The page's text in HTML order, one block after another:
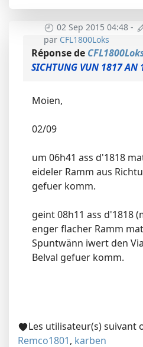
02 Sep 2015 04:48 -
par CFL1800Loks
Réponse de
SICHTUNG VUN 1817 AN
Moien,
02/09
um 06h41 ass d'1818
eideler Ramm aus
gefuer komm.
geint 08h11 ass d'1818
enger flacher Ramm
Spuntwänn iwert den
Belval gefuer komm.
Les utilisateur(s) suivant
Remco1801, karben